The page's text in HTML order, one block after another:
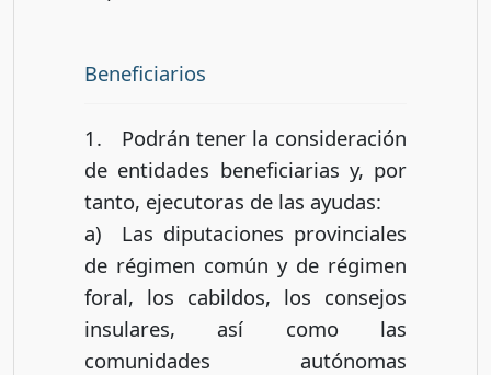
Beneficiarios
1. Podrán tener la consideración
de entidades beneficiarias y, por
tanto, ejecutoras de las ayudas:
a) Las diputaciones provinciales
de régimen común y de régimen
foral, los cabildos, los consejos
insulares, así como las
comunidades autónomas